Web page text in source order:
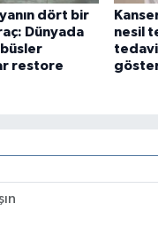
dört bir
Dünyada
restore
nesil